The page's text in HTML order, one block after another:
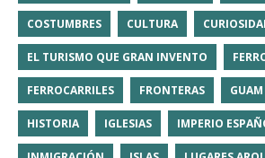
COSTUMBRES CULTURA
EL TURISMO QUE GRAN INVENTO
FERROCARRILES FRONTERAS GUAM
HISTORIA IGLESIAS IMPERIO